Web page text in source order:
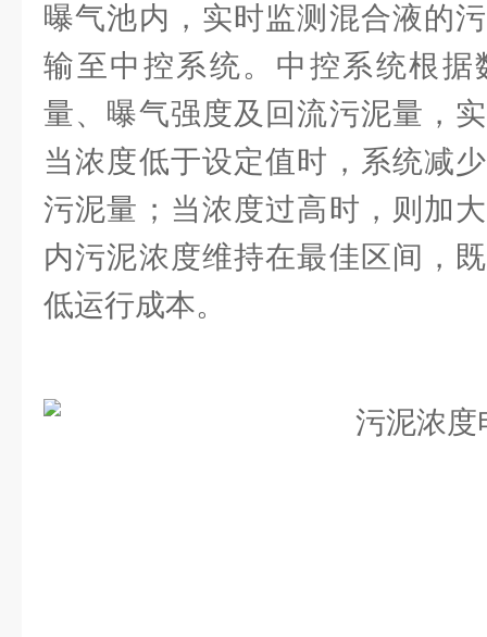
曝气池内，实时监测混合液的
输至中控系统。中控系统根据
量、曝气强度及回流污泥量，
当浓度低于设定值时，系统减
污泥量；当浓度过高时，则加
内污泥浓度维持在最佳区间，
低运行成本。